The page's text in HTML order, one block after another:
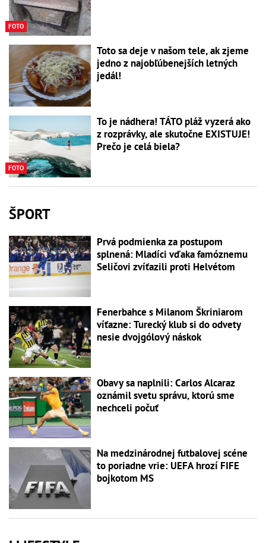
FOTO
Toto sa deje v našom tele, ak zjeme
jedno z najobľúbenejších letných
jedál!
FOTO
To je nádhera! TÁTO pláž vyzerá ako
z rozprávky, ale skutočne EXISTUJE!
Prečo je celá biela?
ŠPORT
Prvá podmienka za postupom
splnená: Mladíci vďaka famóznemu
Seličovi zvíťazili proti Helvétom
Fenerbahce s Milanom Škriniarom
víťazne: Turecký klub si do odvety
nesie dvojgólový náskok
Obavy sa naplnili: Carlos Alcaraz
oznámil svetu správu, ktorú sme
nechceli počuť
Na medzinárodnej futbalovej scéne
to poriadne vrie: UEFA hrozí FIFE
bojkotom MS